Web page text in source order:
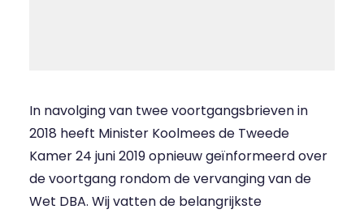
In navolging van twee voortgangsbrieven in
2018 heeft Minister Koolmees de Tweede
Kamer 24 juni 2019 opnieuw geïnformeerd over
de voortgang rondom de vervanging van de
Wet DBA. Wij vatten de belangrijkste